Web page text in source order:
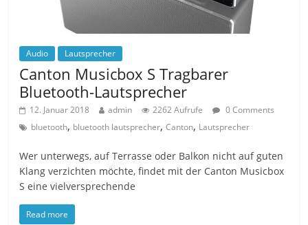
Audio Lautsprecher
Canton Musicbox S Tragbarer
Bluetooth-Lautsprecher
12. Januar 2018 admin 2262 Aufrufe
0 Comments
bluetooth, bluetooth lautsprecher,Canton, Lautsprecher
Wer unterwegs, auf Terrasse oder Balkon nicht auf guten
Klang verzichten möchte, findet mit der Canton Musicbox
S eine vielversprechende
Read more